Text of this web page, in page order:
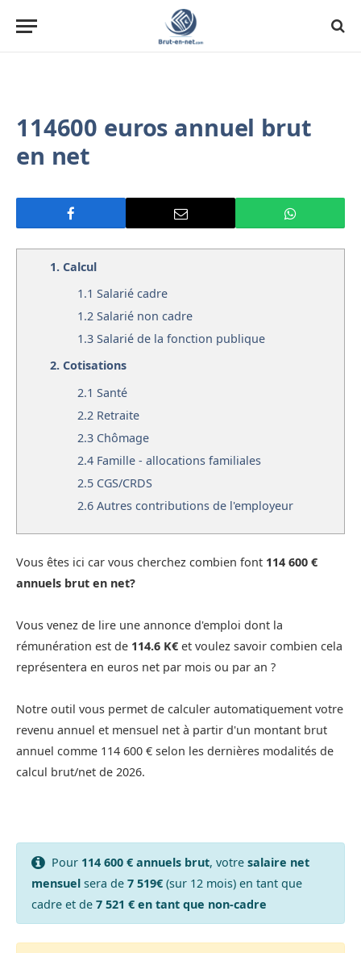
114600 euros annuel brut
en net
1. Calcul
1.1 Salarié cadre
1.2 Salarié non cadre
1.3 Salarié de la fonction publique
2. Cotisations
2.1 Santé
2.2 Retraite
2.3 Chômage
2.4 Famille - allocations familiales
2.5 CGS/CRDS
2.6 Autres contributions de l'employeur
Vous êtes ici car vous cherchez combien font 114 600 €
annuels brut en net?
Vous venez de lire une annonce d'emploi dont la
rémunération est de 114.6 K€ et voulez savoir combien cela
représentera en euros net par mois ou par an ?
Notre outil vous permet de calculer automatiquement votre
revenu annuel et mensuel net à partir d'un montant brut
annuel comme 114 600 € selon les dernières modalités de
calcul brut/net de 2026.
Pour 114 600 € annuels brut, votre salaire net
mensuelsera de 7 519€(sur 12 mois) en tant que
cadre et de 7 521 € en tant que non-cadre